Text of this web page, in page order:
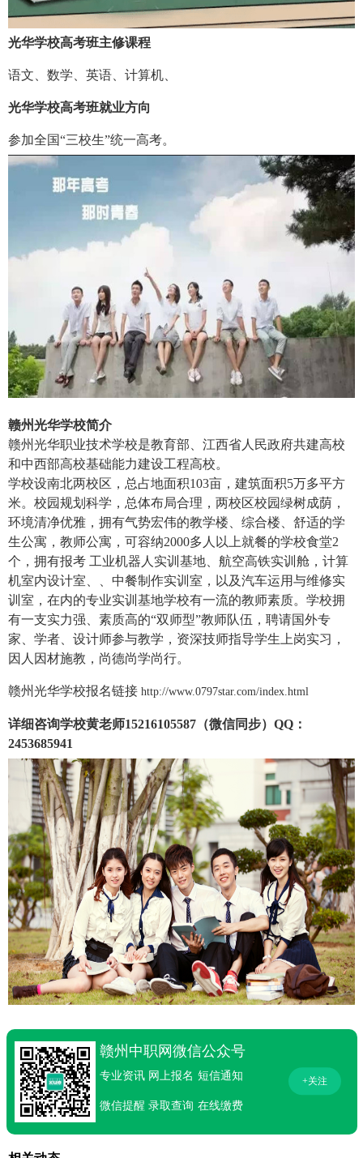
光华学校高考班主修课程
语文、数学、英语、计算机、
光华学校高考班就业方向
参加全国“三校生”统一高考。
赣州光华学校简介
赣州光华职业技术学校是教育部、江西省人民政府共建高校
和中西部高校基础能力建设工程高校。
学校设南北两校区，总占地面积103亩，建筑面积5万多平方
米。校园规划科学，总体布局合理，两校区校园绿树成荫，
环境清净优雅，拥有气势宏伟的教学楼、综合楼、舒适的学
生公寓，教师公寓，可容纳2000多人以上就餐的学校食堂2
个，拥有报考 工业机器人实训基地、航空高铁实训舱，计算
机室内设计室、、中餐制作实训室，以及汽车运用与维修实
训室，在内的专业实训基地学校有一流的教师素质。学校拥
有一支实力强、素质高的“双师型”教师队伍，聘请国外专
家、学者、设计师参与教学，资深技师指导学生上岗实习，
因人因材施教，尚德尚学尚行。
赣州光华学校报名链接 http://www.0797star.com/index.html
详细咨询学校黄老师15216105587（微信同步）QQ：
2453685941
赣州中职网微信公众号
专业资讯 网上报名 短信通知
微信提醒 录取查询 在线缴费
+关注